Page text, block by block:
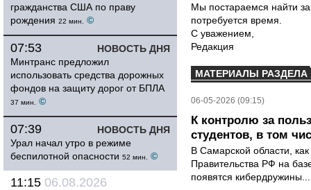
гражданства США по праву
рождения 22 мин. ©
НОВОСТЬ ДНЯ
07:53
Минтранс предложил
использовать средства дорожных
фондов на защиту дорог от БПЛА
37 мин. ©
НОВОСТЬ ДНЯ
07:39
Урал начал утро в режиме
беспилотной опасности 52 мин. ©
11:15 06.08.2026
Мы постараемся найти
потребуется время.
С уважением,
Редакция
МАТЕРИАЛЫ РАЗДЕЛА
06-05-2026 (09:15)
К контролю за
студентов, в том
В Самарской области,
Правительства РФ на
появятся кибердружины...